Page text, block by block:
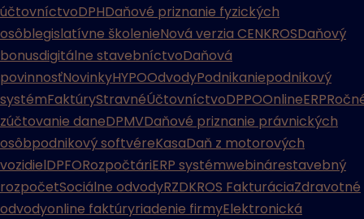
účtovníctvoDPHDaňové priznanie fyzických
osôblegislatívne školenieNová verzia CENKROSDaňový
bonusdigitálne stavebníctvoDaňová
povinnosťNovinkyHYPOOdvodyPodnikaniepodnikový
systémFaktúryStravnéÚčtovníctvoDPPOOnlineERP
zúčtovanie daneDPMVDaňové priznanie právnických
osôbpodnikový softvéreKasaDaň z motorových
vozidielDPFORozpočtáriERP systémwebinárestavebný
rozpočetSociálne odvodyRZDKROS FakturáciaZdravotné
odvodyonline faktúryriadenie firmyElektronická